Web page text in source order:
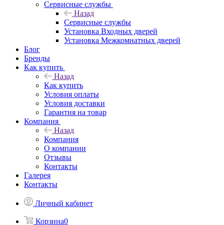
Сервисные службы
Назад
Сервисные службы
Установка Входных дверей
Установка Межкомнатных дверей
Блог
Бренды
Как купить
Назад
Как купить
Условия оплаты
Условия доставки
Гарантия на товар
Компания
Назад
Компания
О компании
Отзывы
Контакты
Галерея
Контакты
Личный кабинет
Корзина0